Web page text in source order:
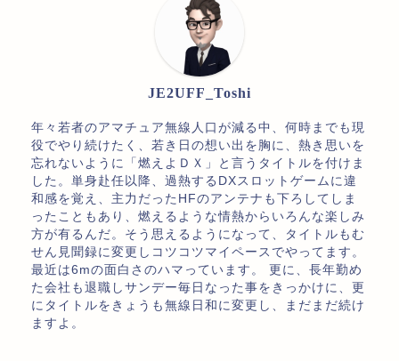
JE2UFF_Toshi
年々若者のアマチュア無線人口が減る中、何時までも現
役でやり続けたく、若き日の想い出を胸に、熱き思いを
忘れないように「燃えよＤＸ」と言うタイトルを付けま
した。単身赴任以降、過熱するDXスロットゲームに違
和感を覚え、主力だったHFのアンテナも下ろしてしま
ったこともあり、燃えるような情熱からいろんな楽しみ
方が有るんだ。そう思えるようになって、タイトルもむ
せん見聞録に変更しコツコツマイペースでやってます。
最近は6mの面白さのハマっています。 更に、長年勤め
た会社も退職しサンデー毎日なった事をきっかけに、更
にタイトルをきょうも無線日和に変更し、まだまだ続け
ますよ。